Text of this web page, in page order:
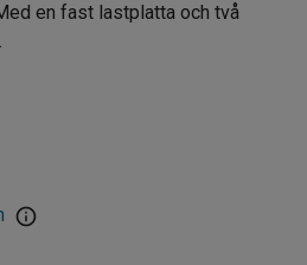
en fast lastplatta och två